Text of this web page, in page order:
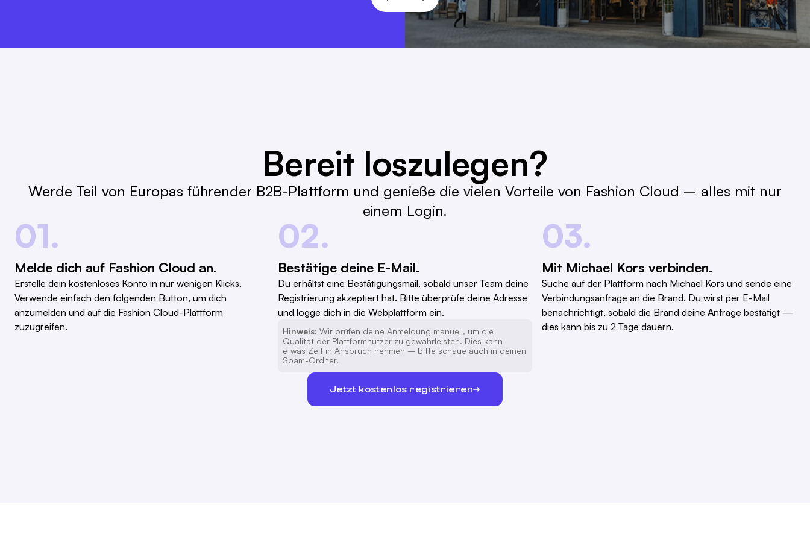
Bereit loszulegen?
Werde Teil von Europas führender B2B-Plattform und genieße die vielen Vorteile von Fashion Cloud – alles mit nur
einem Login.
01.
Melde dich auf Fashion Cloud an.
Erstelle dein kostenloses Konto in nur wenigen Klicks.
Verwende einfach den folgenden Button, um dich
anzumelden und auf die Fashion Cloud-Plattform
zuzugreifen.
02.
Bestätige deine E-Mail.
Du erhältst eine Bestätigungsmail, sobald unser Team deine
Registrierung akzeptiert hat. Bitte überprüfe deine Adresse
und logge dich in die Webplattform ein.
Hinweis: Wir prüfen deine Anmeldung manuell, um die
Qualität der Plattformnutzer zu gewährleisten. Dies kann
etwas Zeit in Anspruch nehmen – bitte schaue auch in deinen
Spam-Ordner.
03.
Mit Michael Kors verbinden.
Suche auf der Plattform nach Michael Kors und sende eine
Verbindungsanfrage an die Brand. Du wirst per E-Mail
benachrichtigt, sobald die Brand deine Anfrage bestätigt —
dies kann bis zu 2 Tage dauern.
Jetzt kostenlos registrieren